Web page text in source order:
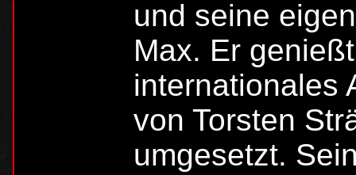
und seine
Max. Er
internationales
von Torsten
umgesetzt.